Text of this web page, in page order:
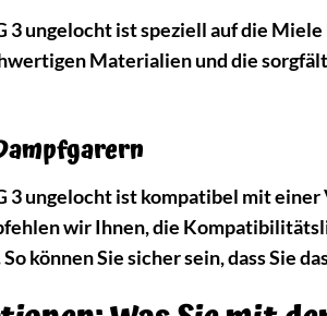
3 ungelocht ist speziell auf die
Materialien und die
3 ungelocht ist kompatibel mit
wir Ihnen, die
können Sie sicher sein, dass Sie